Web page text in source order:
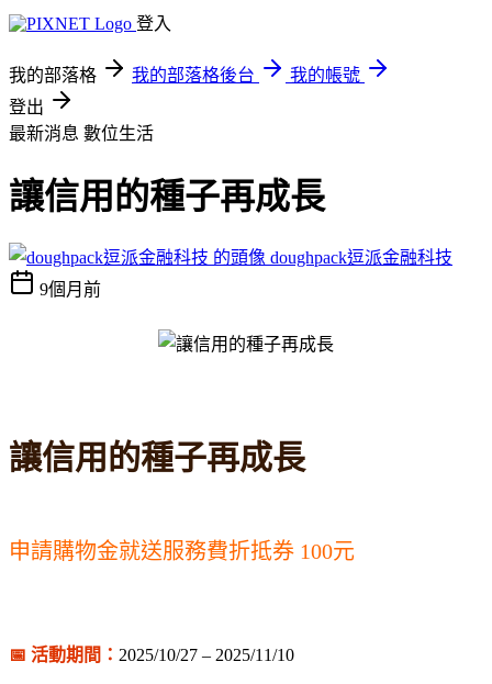
登入
我的部落格 我的部落格後台
我的帳號
登出
最新消息 數位生活
讓信用的種子再成長
doughpack逗派金融科技
9個月前
讓信用的種子再成長
申請購物金就送服務費折抵券 100元
📅 活動期間： 2025/10/27 – 2025/11/10